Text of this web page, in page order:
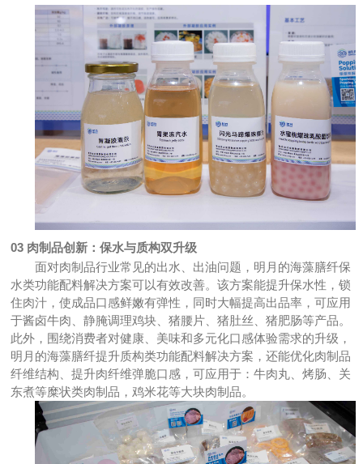
03 肉制品创新：保水与质构双升级
面对肉制品行业常见的出水、出油问题，明月的海藻膳纤保
水类功能配料解决方案可以有效改善。该方案能提升保水性，锁
住肉汁，使成品口感鲜嫩有弹性，同时大幅提高出品率，可应用
于酱卤牛肉、静腌调理鸡块、猪腰片、猪肚丝、猪肥肠等产品。
此外，围绕消费者对健康、美味和多元化口感体验需求的升级，
明月的海藻膳纤提升质构类功能配料解决方案，还能优化肉制品
纤维结构、提升肉纤维弹脆口感，可应用于：牛肉丸、烤肠、关
东煮等糜状类肉制品，鸡米花等大块肉制品。